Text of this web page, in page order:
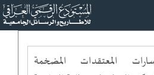
المعتقدات المضخمة